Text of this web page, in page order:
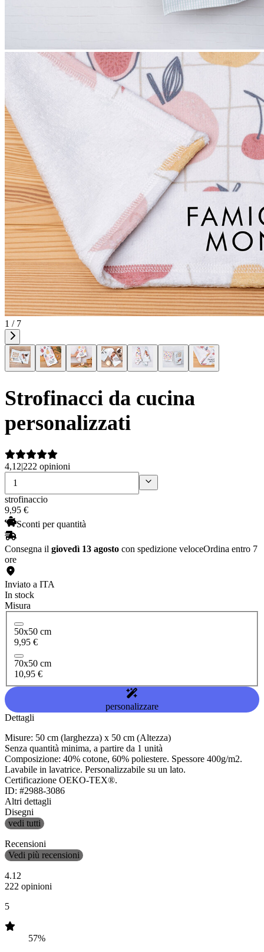
1 / 7
Strofinacci da cucina
personalizzati
4,12|222 opinioni
strofinaccio
9,95 €
Sconti per quantità
Consegna il giovedì 13 agosto con spedizione veloceOrdina entro 7
ore
Inviato a ITA
In stock
Misura
50x50 cm
9,95 €
70x50 cm
10,95 €
personalizzare
Dettagli
Misure: 50 cm (larghezza) x 50 cm (Altezza)
Senza quantità minima, a partire da 1 unità
Composizione: 40% cotone, 60% poliestere. Spessore 400g/m2.
Lavabile in lavatrice. Personalizzabile su un lato.
Certificazione OEKO-TEX®.
ID: #2988-3086
Altri dettagli
Disegni
vedi tutti
Recensioni
Vedi più recensioni
4.12
222 opinioni
5
57%